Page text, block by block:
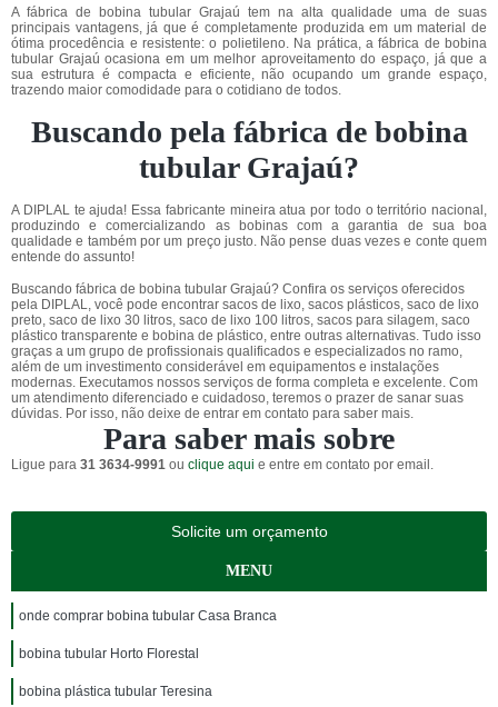
A fábrica de bobina tubular Grajaú tem na alta qualidade uma de suas
principais vantagens, já que é completamente produzida em um material de
ótima procedência e resistente: o polietileno. Na prática, a fábrica de bobina
tubular Grajaú ocasiona em um melhor aproveitamento do espaço, já que a
sua estrutura é compacta e eficiente, não ocupando um grande espaço,
trazendo maior comodidade para o cotidiano de todos.
Buscando pela fábrica de bobina
tubular Grajaú?
A DIPLAL te ajuda! Essa fabricante mineira atua por todo o território nacional,
produzindo e comercializando as bobinas com a garantia de sua boa
qualidade e também por um preço justo. Não pense duas vezes e conte quem
entende do assunto!
Buscando fábrica de bobina tubular Grajaú? Confira os serviços oferecidos
pela DIPLAL, você pode encontrar sacos de lixo, sacos plásticos, saco de lixo
preto, saco de lixo 30 litros, saco de lixo 100 litros, sacos para silagem, saco
plástico transparente e bobina de plástico, entre outras alternativas. Tudo isso
graças a um grupo de profissionais qualificados e especializados no ramo,
além de um investimento considerável em equipamentos e instalações
modernas. Executamos nossos serviços de forma completa e excelente. Com
um atendimento diferenciado e cuidadoso, teremos o prazer de sanar suas
dúvidas. Por isso, não deixe de entrar em contato para saber mais.
Para saber mais sobre
Ligue para 31 3634-9991 ou clique aqui e entre em contato por email.
Solicite um orçamento
MENU
onde comprar bobina tubular Casa Branca
bobina tubular Horto Florestal
bobina plástica tubular Teresina